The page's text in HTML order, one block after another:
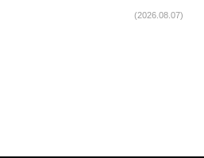
(2026.08.07)